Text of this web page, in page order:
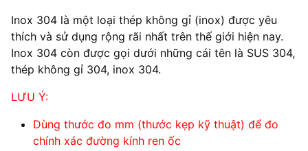
Inox 304 là một loại thép không gỉ (inox) được yêu
thích và sử dụng rộng rãi nhất trên thế giới hiện nay.
Inox 304 còn được gọi dưới những cái tên là SUS 304,
thép không gỉ 304, inox 304.
LƯU Ý:
Dùng thước đo mm (thước kẹp kỹ thuật) để đo
chính xác đường kính ren ốc